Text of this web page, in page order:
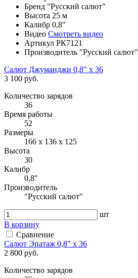
Бренд "Русский салют"
Высота 25 м
Калибр 0,8"
Видео Смотреть видео
Артикул РК7121
Производитель "Русский салют"
Салют Джуманджи 0,8" х 36
3 100 руб.
Количество зарядов
36
Время работы
52
Размеры
166 х 136 х 125
Высота
30
Калибр
0,8"
Производитель
"Русский салют"
шт
В корзину
Сравнение
Салют Эпатаж 0,8" х 36
2 800 руб.
Количество зарядов